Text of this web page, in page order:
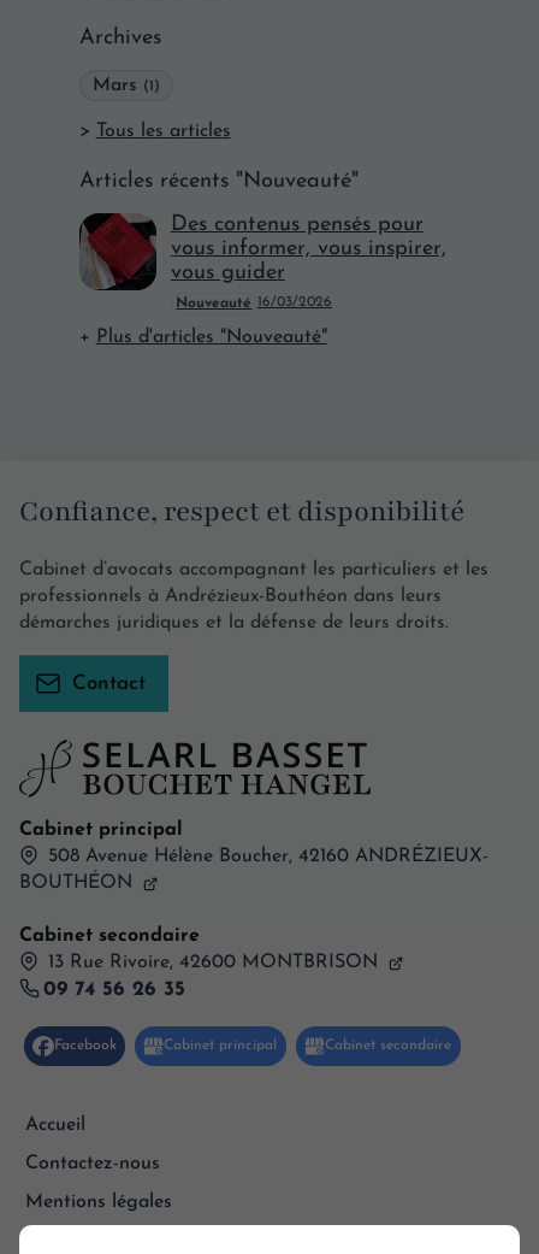
Archives
Mars (1)
Tous les articles
Articles récents "Nouveauté"
Nouveauté 16/03/2026
Des contenus pensés pour
vous informer, vous inspirer,
vous guider
Plus d'articles "Nouveauté"
Cabinet principal
508 Avenue Hélène Boucher, 42160 ANDRÉZIEUX-
BOUTHÉON
Cabinet secondaire
13 Rue Rivoire, 42600 MONTBRISON
09 74 56 26 35
Accueil
Contactez-nous
Mentions légales
Confiance, respect et disponibilité
Cabinet d’avocats accompagnant les particuliers et les
professionnels à Andrézieux-Bouthéon dans leurs
démarches juridiques et la défense de leurs droits.
Contact